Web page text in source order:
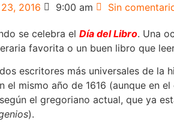
2016 9:00 am Sin
se celebra el Día del Libro. Una
favorita o un buen libro que
escritores más universales de la
el mismo año de 1616 (aunque en el
el gregoriano actual, que ya
).